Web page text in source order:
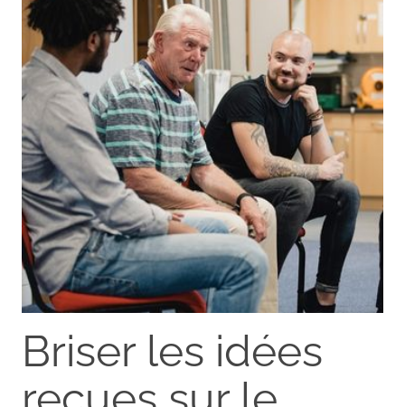
Briser les idées